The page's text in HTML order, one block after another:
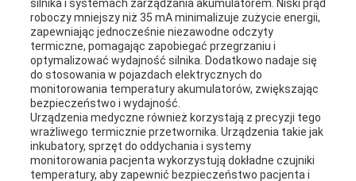
silnika i systemach zarządzania akumulatorem. Niski prąd
roboczy mniejszy niż 35 mA minimalizuje zużycie energii,
zapewniając jednocześnie niezawodne odczyty
termiczne, pomagając zapobiegać przegrzaniu i
optymalizować wydajność silnika. Dodatkowo nadaje się
do stosowania w pojazdach elektrycznych do
monitorowania temperatury akumulatorów, zwiększając
bezpieczeństwo i wydajność.
Urządzenia medyczne również korzystają z precyzji tego
wrażliwego termicznie przetwornika. Urządzenia takie jak
inkubatory, sprzęt do oddychania i systemy
monitorowania pacjenta wykorzystują dokładne czujniki
temperatury, aby zapewnić bezpieczeństwo pacjenta i